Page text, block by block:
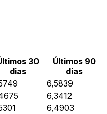
30
dias
Últimos 90
dias
6,5839
6,3412
6,4903